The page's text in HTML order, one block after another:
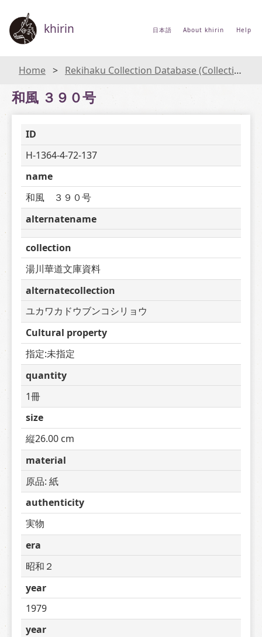
khirin 日本語 About khirin Help
Home Rekihaku Collection Database (Collections Database of the National Museum of Japanese History)
和風 ３９０号
ID
H-1364-4-72-137
name
和風　３９０号
alternatename
collection
湯川華道文庫資料
alternatecollection
ユカワカドウブンコシリョウ
Cultural property
指定:未指定
quantity
1冊
size
縦26.00 cm
material
原品: 紙
authenticity
実物
era
昭和２
year
1979
year